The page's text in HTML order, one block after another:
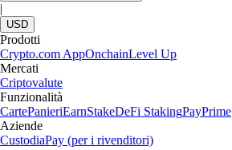
|
USD
Prodotti
Crypto.com AppOnchainLevel Up
Mercati
Criptovalute
Funzionalità
CartePanieriEarnStakeDeFi StakingPayPrime
Aziende
CustodiaPay (per i rivenditori)